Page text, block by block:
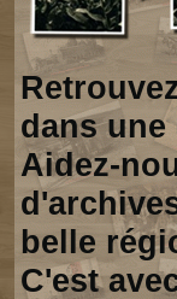
dans
Aidez-
belle
C'est